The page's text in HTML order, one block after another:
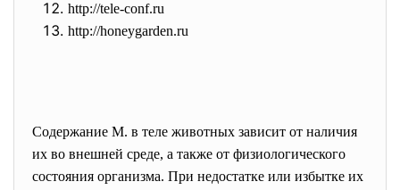
http://tele-conf.ru
http://honeygarden.ru
Содержание М. в теле животных зависит от наличия
их во внешней среде, а также от физиологического
состояния организма. При недостатке или избытке их